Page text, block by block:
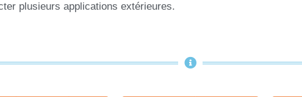
plusieurs applications extérieures.